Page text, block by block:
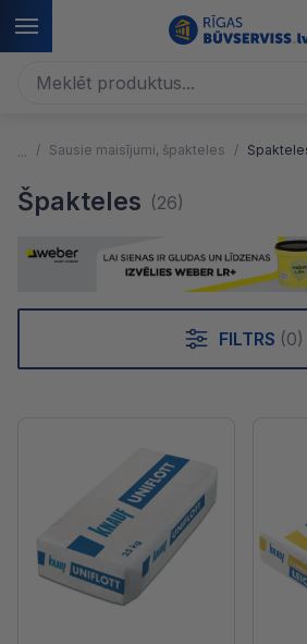
Sausie maisījumi, špakteles
Špakteles (26)
FILTRS (0)